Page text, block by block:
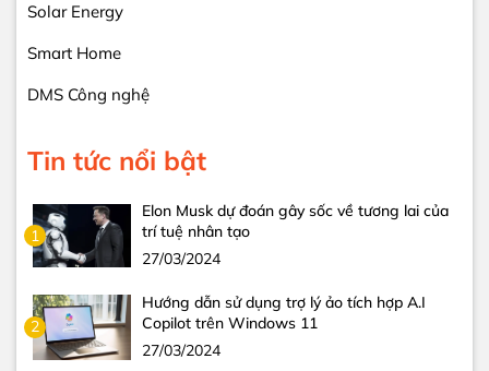
Solar Energy
Smart Home
DMS Công nghệ
Tin tức nổi bật
1
Elon Musk dự đoán gây sốc về tương lai của
trí tuệ nhân tạo
27/03/2024
2
Hướng dẫn sử dụng trợ lý ảo tích hợp A.I
Copilot trên Windows 11
27/03/2024